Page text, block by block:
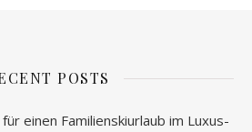
POSTS
einen Familienskiurlaub im Luxus-